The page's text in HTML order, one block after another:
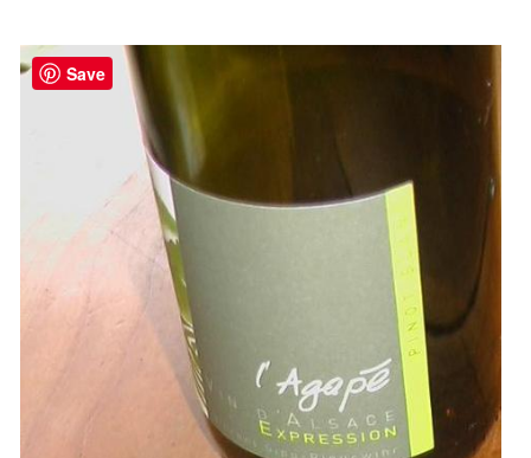
Save